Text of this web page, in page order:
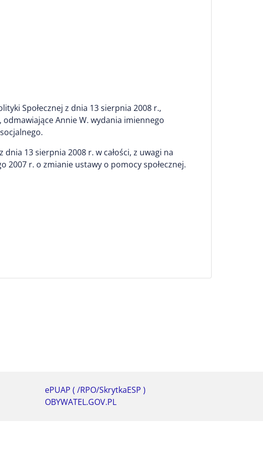
Społecznej z dnia 13 sierpnia 2008 r.,
Annie W. wydania imiennego
13 sierpnia 2008 r. w całości, z uwagi na
r. o zmianie ustawy o pomocy społecznej.
ePUAP ( /RPO/SkrytkaESP )
OBYWATEL.GOV.PL